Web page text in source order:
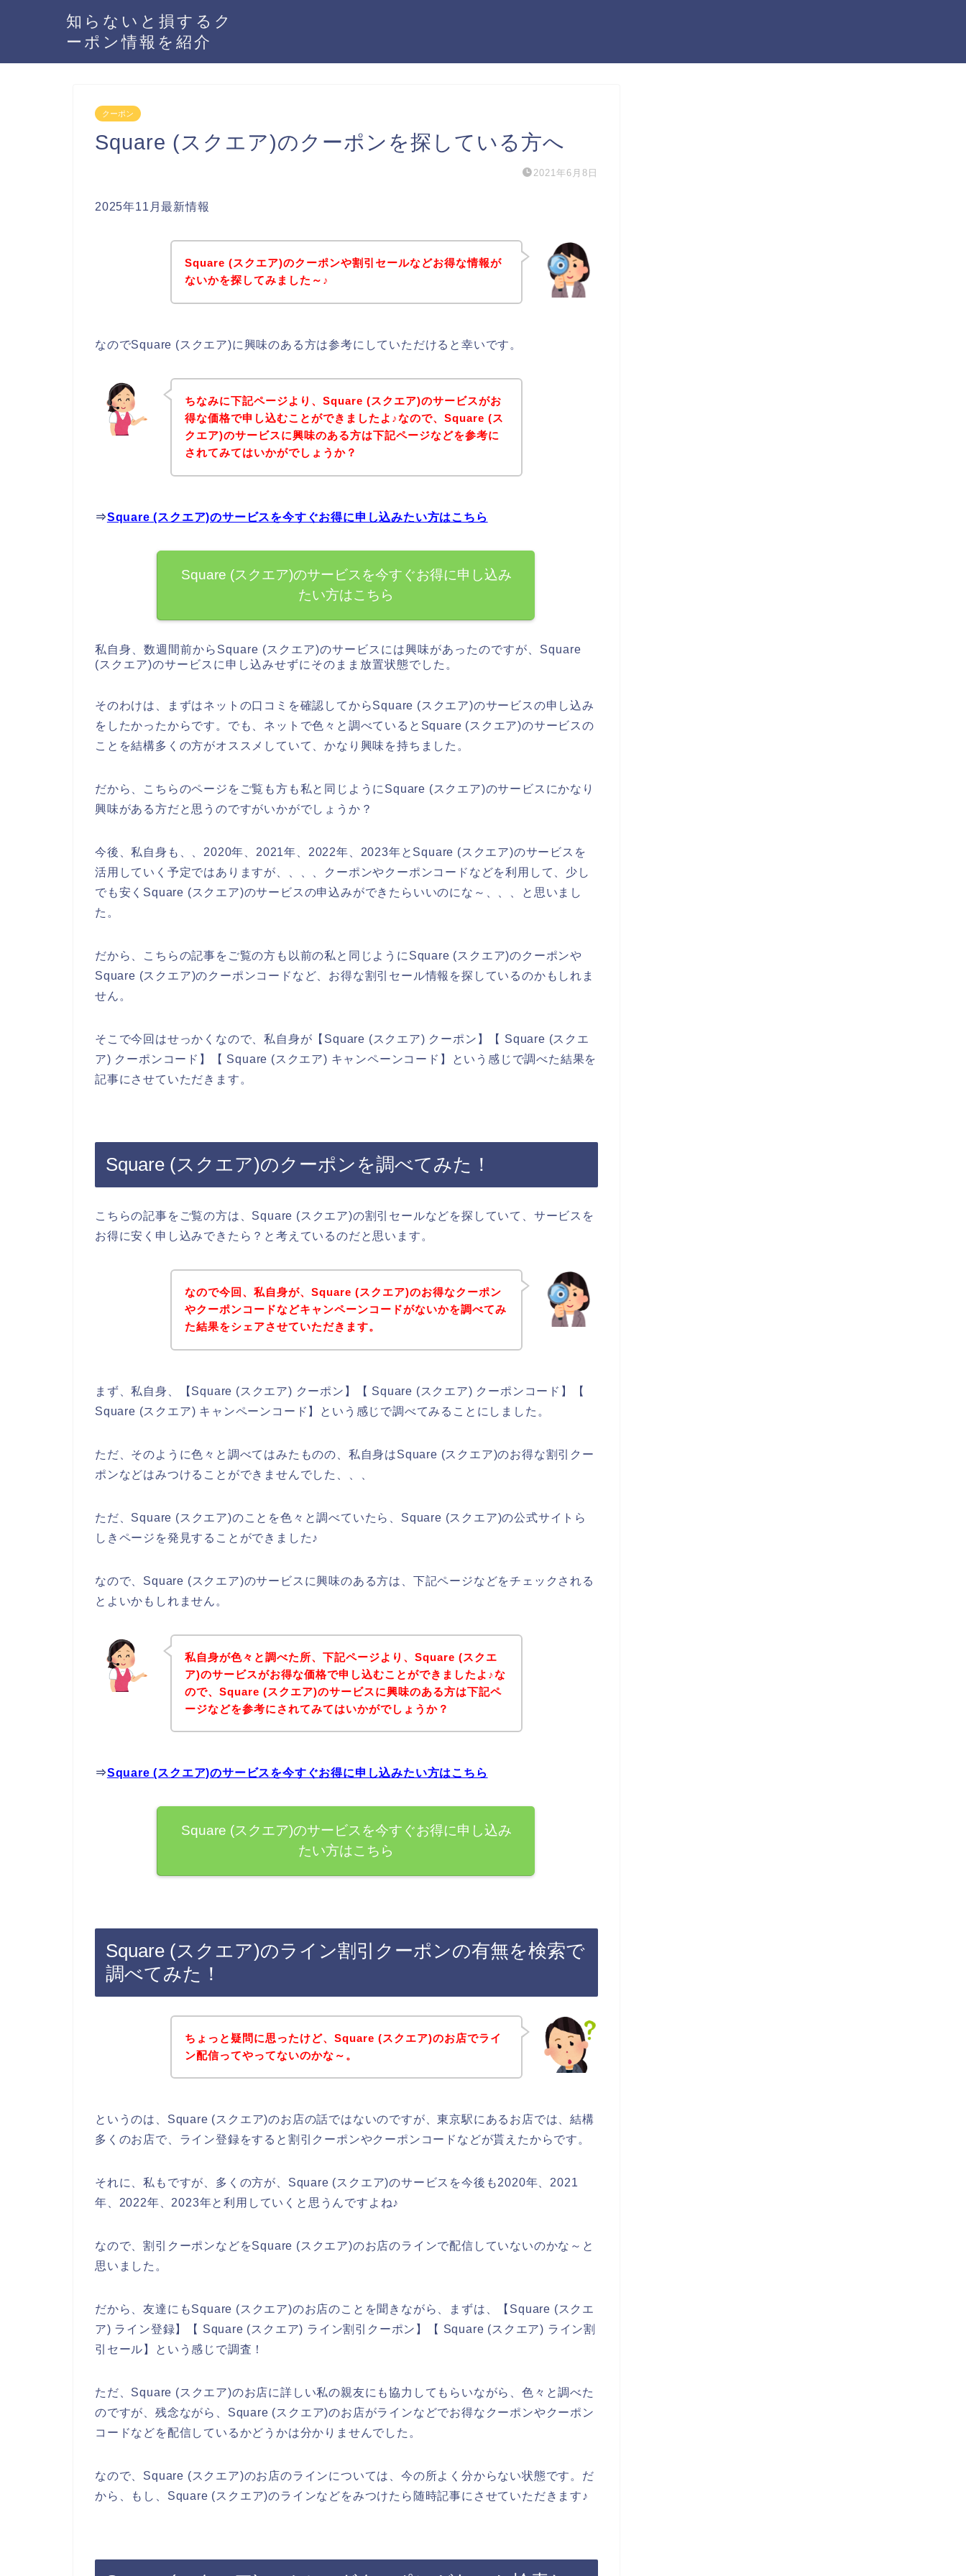
知らないと損するク
ーポン情報を紹介
クーポン
Square (スクエア)のクーポンを探している方へ
2021年6月8日
2025年11月最新情報
Square (スクエア)のクーポンや割引セールなどお得な情報が
ないかを探してみました～♪
なのでSquare (スクエア)に興味のある方は参考にしていただけると幸いです。
ちなみに下記ページより、Square (スクエア)のサービスがお
得な価格で申し込むことができましたよ♪なので、Square (ス
クエア)のサービスに興味のある方は下記ページなどを参考に
されてみてはいかがでしょうか？
⇒Square (スクエア)のサービスを今すぐお得に申し込みたい方はこちら
Square (スクエア)のサービスを今すぐお得に申し込み
たい方はこちら
私自身、数週間前からSquare (スクエア)のサービスには興味があったのですが、Square
(スクエア)のサービスに申し込みせずにそのまま放置状態でした。
そのわけは、まずはネットの口コミを確認してからSquare (スクエア)のサービスの申し込み
をしたかったからです。でも、ネットで色々と調べているとSquare (スクエア)のサービスの
ことを結構多くの方がオススメしていて、かなり興味を持ちました。
だから、こちらのページをご覧も方も私と同じようにSquare (スクエア)のサービスにかなり
興味がある方だと思うのですがいかがでしょうか？
今後、私自身も、、2020年、2021年、2022年、2023年とSquare (スクエア)のサービスを
活用していく予定ではありますが、、、、クーポンやクーポンコードなどを利用して、少し
でも安くSquare (スクエア)のサービスの申込みができたらいいのにな～、、、と思いまし
た。
だから、こちらの記事をご覧の方も以前の私と同じようにSquare (スクエア)のクーポンや
Square (スクエア)のクーポンコードなど、お得な割引セール情報を探しているのかもしれま
せん。
そこで今回はせっかくなので、私自身が【Square (スクエア) クーポン】【 Square (スクエ
ア) クーポンコード】【 Square (スクエア) キャンペーンコード】という感じで調べた結果を
記事にさせていただきます。
Square (スクエア)のクーポンを調べてみた！
こちらの記事をご覧の方は、Square (スクエア)の割引セールなどを探していて、サービスを
お得に安く申し込みできたら？と考えているのだと思います。
なので今回、私自身が、Square (スクエア)のお得なクーポン
やクーポンコードなどキャンペーンコードがないかを調べてみ
た結果をシェアさせていただきます。
まず、私自身、【Square (スクエア) クーポン】【 Square (スクエア) クーポンコード】【
Square (スクエア) キャンペーンコード】という感じで調べてみることにしました。
ただ、そのように色々と調べてはみたものの、私自身はSquare (スクエア)のお得な割引クー
ポンなどはみつけることができませんでした、、、
ただ、Square (スクエア)のことを色々と調べていたら、Square (スクエア)の公式サイトら
しきページを発見することができました♪
なので、Square (スクエア)のサービスに興味のある方は、下記ページなどをチェックされる
とよいかもしれません。
私自身が色々と調べた所、下記ページより、Square (スクエ
ア)のサービスがお得な価格で申し込むことができましたよ♪な
ので、Square (スクエア)のサービスに興味のある方は下記ペ
ージなどを参考にされてみてはいかがでしょうか？
⇒Square (スクエア)のサービスを今すぐお得に申し込みたい方はこちら
Square (スクエア)のサービスを今すぐお得に申し込み
たい方はこちら
Square (スクエア)のライン割引クーポンの有無を検索で
調べてみた！
ちょっと疑問に思ったけど、Square (スクエア)のお店でライ
ン配信ってやってないのかな～。
というのは、Square (スクエア)のお店の話ではないのですが、東京駅にあるお店では、結構
多くのお店で、ライン登録をすると割引クーポンやクーポンコードなどが貰えたからです。
それに、私もですが、多くの方が、Square (スクエア)のサービスを今後も2020年、2021
年、2022年、2023年と利用していくと思うんですよね♪
なので、割引クーポンなどをSquare (スクエア)のお店のラインで配信していないのかな～と
思いました。
だから、友達にもSquare (スクエア)のお店のことを聞きながら、まずは、【Square (スクエ
ア) ライン登録】【 Square (スクエア) ライン割引クーポン】【 Square (スクエア) ライン割
引セール】という感じで調査！
ただ、Square (スクエア)のお店に詳しい私の親友にも協力してもらいながら、色々と調べた
のですが、残念ながら、Square (スクエア)のお店がラインなどでお得なクーポンやクーポン
コードなどを配信しているかどうかは分かりませんでした。
なので、Square (スクエア)のお店のラインについては、今の所よく分からない状態です。だ
から、もし、Square (スクエア)のラインなどをみつけたら随時記事にさせていただきます♪